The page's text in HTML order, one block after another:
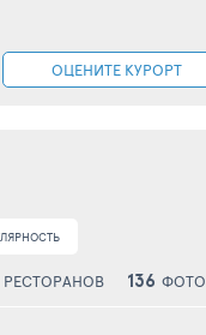
ОЦЕНИТЕ КУРОРТ
РЕСТОРАНОВ 136 ФОТО